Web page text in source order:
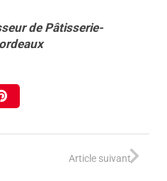
de Pâtisserie-
Article suivant